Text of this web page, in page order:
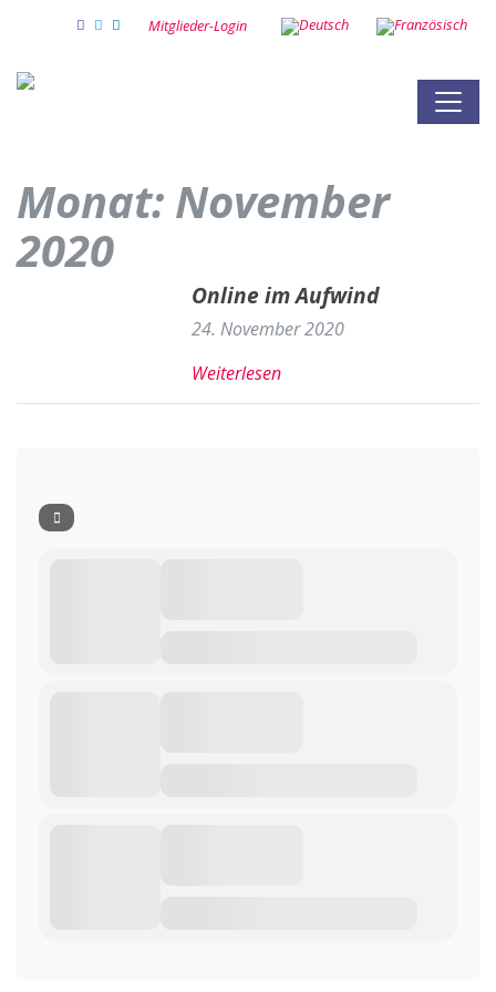
Mitglieder-Login
Monat: November
2020
Online im Aufwind
24. November 2020
Weiterlesen